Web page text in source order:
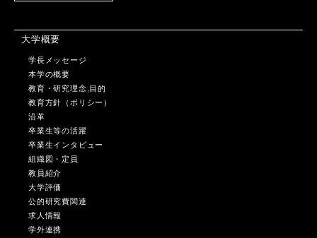
大学概要
学長メッセージ
本学の概要
教育・研究理念,目的
教育方針（ポリシー）
沿革
卒業生等の活躍
卒業生インタビュー
組織図・定員
教員紹介
大学評価
公的研究費関連
求人情報
学外連携